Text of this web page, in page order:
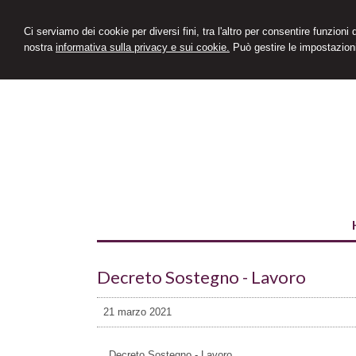
Ci serviamo dei cookie per diversi fini, tra l'altro per consentire
nostra informativa sulla privacy e sui cookie. Può gestire le
Decreto Sostegno - Lavoro
21 marzo 2021